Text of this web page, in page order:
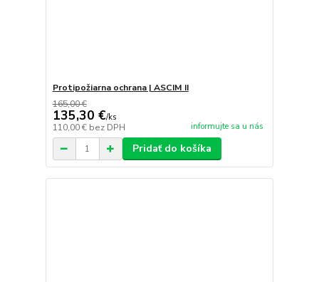
Protipožiarna ochrana | ASCIM II
165,00 €
135,30 €/ks
110,00 € bez DPH informujte sa u nás
Pridať do košíka